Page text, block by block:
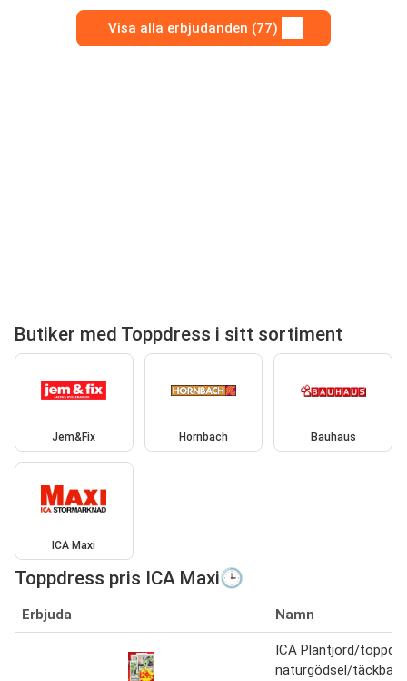
Visa alla erbjudanden (77)
Butiker med Toppdress i sitt sortiment
Jem&Fix Hornbach Bauhaus
ICA Maxi
Toppdress pris ICA Maxi🕒
Erbjuda Namn
ICA Plantjord/
naturgödsel/